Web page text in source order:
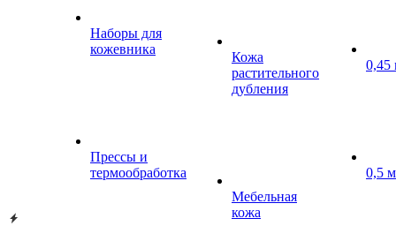
Наборы для
кожевника
Прессы и
термообработка
Кожа
растительного
дубления
Мебельная
кожа
0,45
0,5